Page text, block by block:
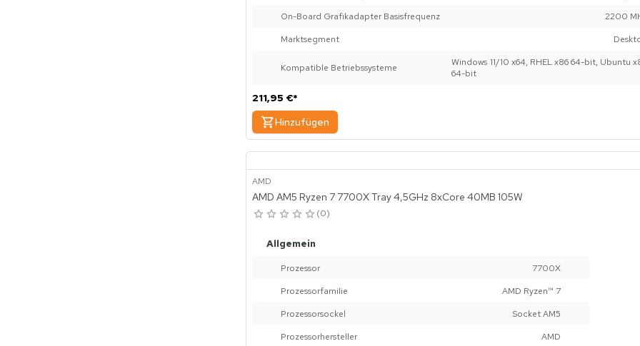
On-Board Grafikadapter Basisfrequenz
2200
Marktsegment
Kompatible Betriebssysteme
Windows 11/10 x64, RHEL x86 64-bit, Ubuntu
64-bit
211,95 €*
Hinzufügen
AMD
AMD AM5 Ryzen 7 7700X Tray 4,5GHz 8xCore 40MB 105W
0
Allgemein
Prozessor
7700X
Prozessorfamilie
AMD Ryzen™ 7
Prozessorsockel
Socket AM5
Prozessorhersteller
AMD